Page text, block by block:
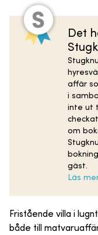
Det
affär
i
inte ut
om
gäst.
Läs
Fristående villa i
både till